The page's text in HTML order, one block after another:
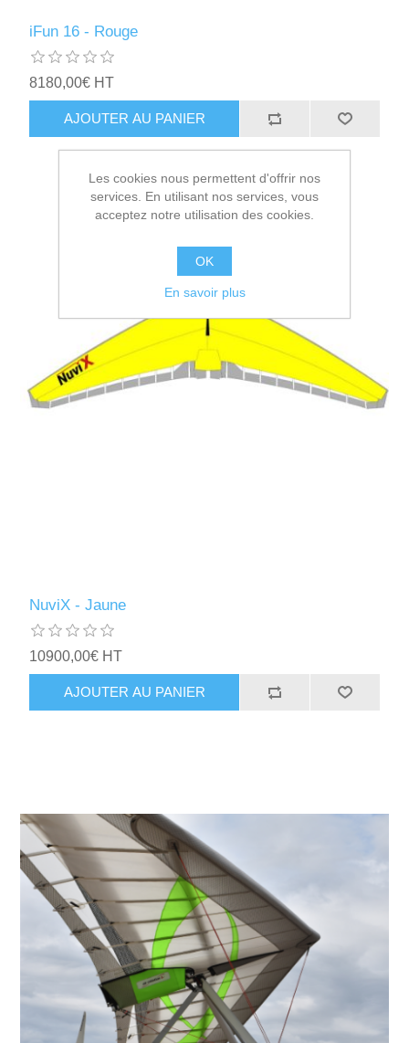
iFun 16 - Rouge
8180,00€ HT
AJOUTER AU PANIER
NuviX - Jaune
10900,00€ HT
AJOUTER AU PANIER
Les cookies nous permettent d'offrir nos
services. En utilisant nos services, vous
acceptez notre utilisation des cookies.
OK
En savoir plus